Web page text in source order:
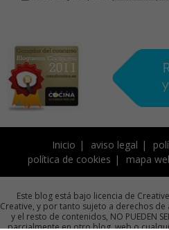
Inicio aviso legal
política de cookies
mapa
Este blog está bajo licencia de
Creative, y por tanto sujeto a derechos
y el resto de contenidos, NO PUEDEN
parcialmente en otro blog, web o